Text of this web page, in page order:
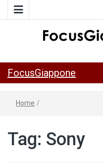
della Japan
FocusGiappone
Home /
Tag: Sony